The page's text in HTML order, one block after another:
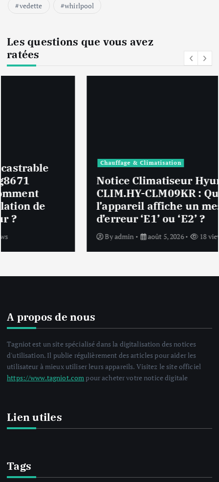
vedette
whirlpool
Les questions que vous avez
ratées
Chauffage & Climatisation
Notice Climatiseur Hyundai
CLIM.HY-CLM09KR : Que faire si
l’appareil affiche un message
d’erreur ‘E1’ ou ‘E2’ ?
août 5, 2026 18 views
A propos de nous
Tagniot est un site spécialisé dans la digitalisation des notices
d'utilisation. Il publie régulièrement des articles pour aider les
utilisateur à mieux utiliser leurs appareils. Visitez le site officiel
https://www.tagniot.compour acheter votre notice digitale
Lien utiles
Tags